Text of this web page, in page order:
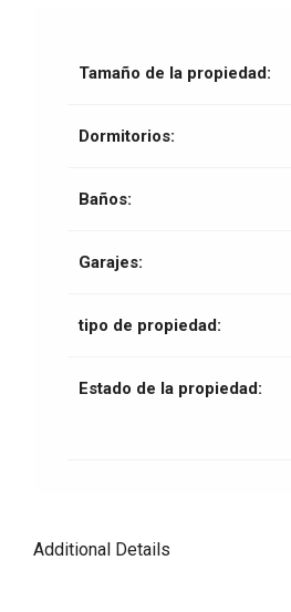
Tamaño de la propiedad:
Dormitorios:
Baños:
Garajes:
tipo de propiedad:
Estado de la propiedad:
Additional Details